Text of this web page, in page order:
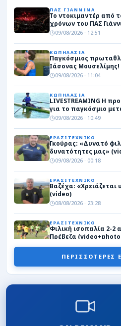
ΠΑΣ ΓΙΑΝΝΙΝΑ
Το ντοκιμαντέρ από
χρόνων του ΠΑΣ
09/08/2026 · 12:51
ΚΩΠΗΛΑΣΙΑ
Παγκόσμιος
Ιάσονας Μουσελίμης!
09/08/2026 · 11:04
ΚΩΠΗΛΑΣΙΑ
LIVESTREAMING Η
για το παγκόσμιο
09/08/2026 · 10:49
ΕΡΑΣΙΤΕΧΝΙΚΟ
Γκούρας: «Δυνατό
δυνατότητες μας»
09/08/2026 · 00:18
ΕΡΑΣΙΤΕΧΝΙΚΟ
Βαζέχα: «Χρειάζεται
(video)
08/08/2026 · 23:28
ΕΡΑΣΙΤΕΧΝΙΚΟ
Φιλική ισοπαλία 2-2
Πρέβεζα
08/08/2026 · 22:16
ΤΟΠΙΚΑ
Δεύτερη νίκη για
ΠΑΣ ΓΙΑΝΝΙΝΑ
Ο Θέμης Πατρινός
ΠΕΡΙΣΣΟΤΕΡΕΣ